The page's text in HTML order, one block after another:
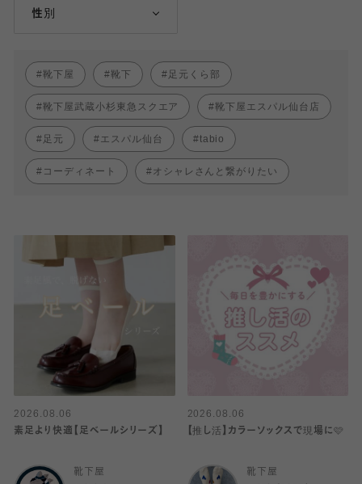
性別
靴下屋 靴下 足元くら部
靴下屋武蔵小杉東急スクエア 靴下屋エスパル仙台店
足元 エスパル仙台 tabio
コーディネート オシャレさんと繋がりたい
2026.08.06
素足より快適【足ベールシリーズ】
靴下屋
2026.08.06
【推し活】カラーソックスで現場に🩷
靴下屋